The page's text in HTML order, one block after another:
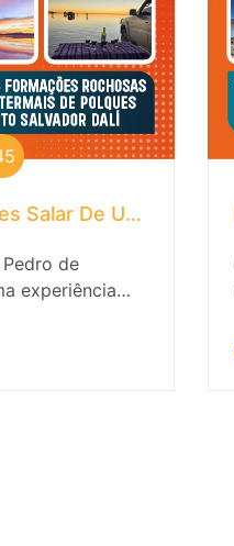
Salar De Uyuni
de
experiência
incrível
e passeios